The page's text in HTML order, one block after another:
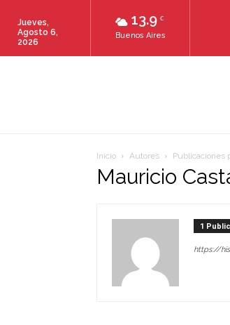
13.9 C
Buenos Aires
Jueves,
Agosto 6,
2026
Inicio Autores Publicaciones
Mauricio
1
https://